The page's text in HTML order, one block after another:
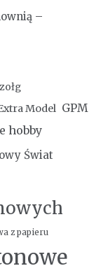
–
Model GPM
hobby
Świat
z papieru